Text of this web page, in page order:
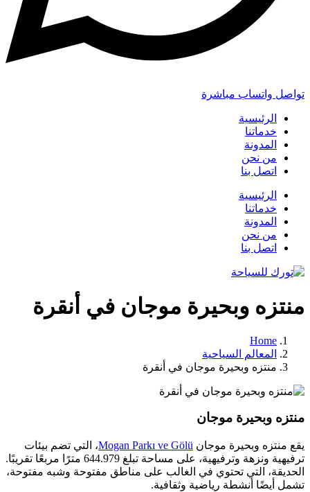
تواصل واتساب مباشرة
الرئيسية
خدماتنا
المدونة
من نحن
اتصل بنا
الرئيسية
خدماتنا
المدونة
من نحن
اتصل بنا
منتزه وبحيرة موجان في أنقرة
Home
المعالم السياحية
منتزه وبحيرة موجان في أنقرة
منتزه وبحيرة موجان
يقع منتزه وبحيرة موجان Mogan Parkı ve Gölü، التي تضم بيئات
ترفيهية ونزهة وترفيهية، على مساحة تبلغ 644.979 مترًا مربعًا تقريبًا.
الحديقة، التي تحتوي في الغالب على مناطق مفتوحة وشبه مفتوحة،
تشمل أيضًا أنشطة رياضية وثقافية.